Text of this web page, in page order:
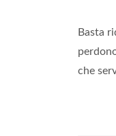
Basta
che